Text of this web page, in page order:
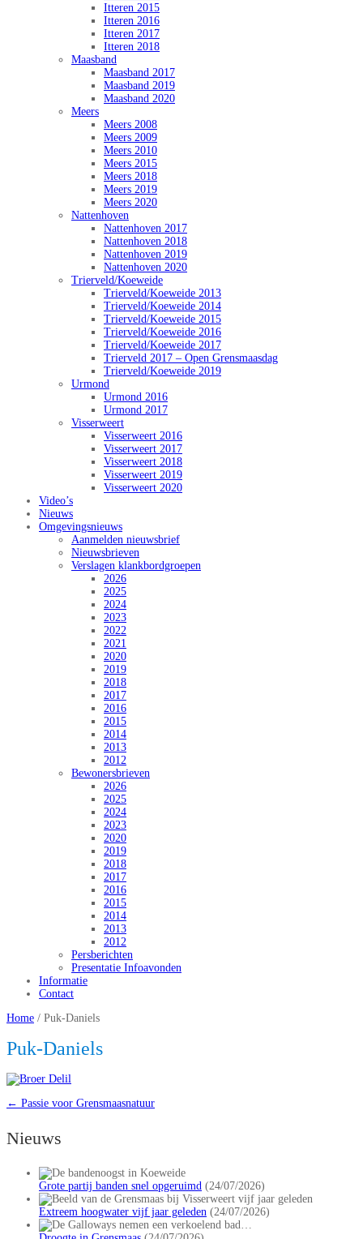
Itteren 2015
Itteren 2016
Itteren 2017
Itteren 2018
Maasband
Maasband 2017
Maasband 2019
Maasband 2020
Meers
Meers 2008
Meers 2009
Meers 2010
Meers 2015
Meers 2018
Meers 2019
Meers 2020
Nattenhoven
Nattenhoven 2017
Nattenhoven 2018
Nattenhoven 2019
Nattenhoven 2020
Trierveld/Koeweide
Trierveld/Koeweide 2013
Trierveld/Koeweide 2014
Trierveld/Koeweide 2015
Trierveld/Koeweide 2016
Trierveld/Koeweide 2017
Trierveld 2017 – Open Grensmaasdag
Trierveld/Koeweide 2019
Urmond
Urmond 2016
Urmond 2017
Visserweert
Visserweert 2016
Visserweert 2017
Visserweert 2018
Visserweert 2019
Visserweert 2020
Video’s
Nieuws
Omgevingsnieuws
Aanmelden nieuwsbrief
Nieuwsbrieven
Verslagen klankbordgroepen
2026
2025
2024
2023
2022
2021
2020
2019
2018
2017
2016
2015
2014
2013
2012
Bewonersbrieven
2026
2025
2024
2023
2020
2019
2018
2017
2016
2015
2014
2013
2012
Persberichten
Presentatie Infoavonden
Informatie
Contact
Home / Puk-Daniels
Puk-Daniels
← Passie voor Grensmaasnatuur
Nieuws
Grote partij banden snel opgeruimd (24/07/2026)
Extreem hoogwater vijf jaar geleden (24/07/2026)